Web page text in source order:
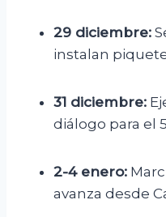
29 diciembre:
instalan
31 diciembre:
diálogo para el
2-4 enero:
avanza desde